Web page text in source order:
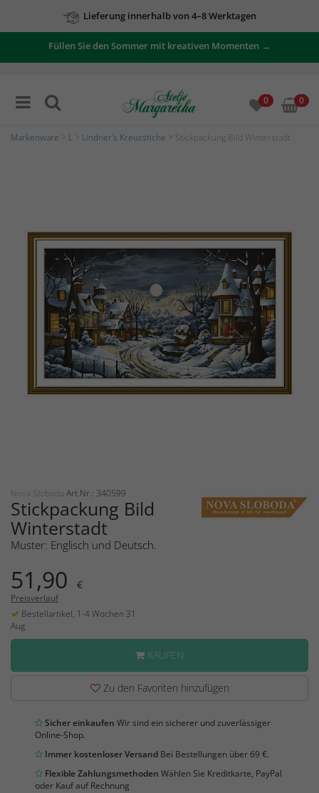
Lieferung innerhalb von 4–8 Werktagen
Füllen Sie den Sommer mit kreativen Momenten →
0 0
Markenware L Lindner's Kreuzstiche > Stickpackung Bild Winterstadt
Nova Sloboda Art.Nr.: 340599
Stickpackung Bild
Winterstadt
Muster: Englisch und Deutsch.
51,90 €
Preisverlauf
Bestellartikel, 1-4 Wochen 31
Aug
KAUFEN
Zu den Favoriten hinzufügen
Sicher einkaufen Wir sind ein sicherer und zuverlässiger
Online-Shop.
Immer kostenloser Versand Bei Bestellungen über 69 €.
Flexible Zahlungsmethoden Wählen Sie Kreditkarte, PayPal
oder Kauf auf Rechnung